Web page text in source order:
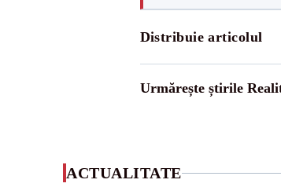
Distribuie articolul
Urmărește știrile
ACTUALITATE